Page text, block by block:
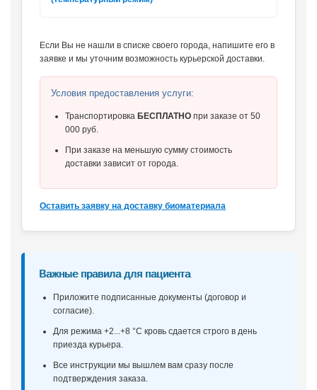
Если Вы не нашли в списке своего города, напишите его в
заявке и мы уточним возможность курьерской доставки.
Условия предоставления услуги:
Транспортировка БЕСПЛАТНО при заказе от 50
000 руб.
При заказе на меньшую сумму стоимость
доставки зависит от города.
Оставить заявку на доставку биоматериала
Важные правила для пациента
Приложите подписанные документы (договор и
согласие).
Для режима +2...+8 °С кровь сдается строго в день
приезда курьера.
Все инструкции мы вышлем вам сразу после
подтверждения заказа.